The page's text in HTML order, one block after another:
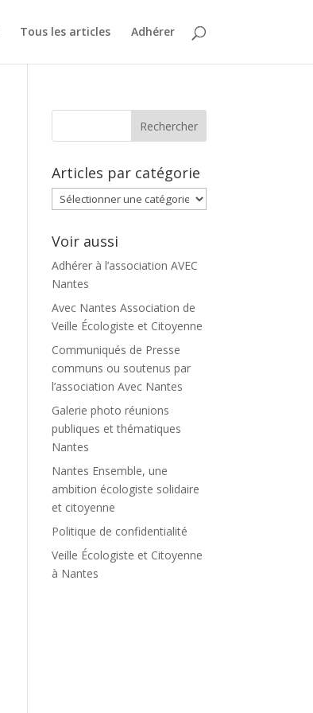
Tous les articles Adhérer
Articles par catégorie
Articles
par
catégorie
Voir aussi
Adhérer à l’association AVEC
Nantes
Avec Nantes Association de
Veille Écologiste et Citoyenne
Communiqués de Presse
communs ou soutenus par
l’association Avec Nantes
Galerie photo réunions
publiques et thématiques
Nantes
Nantes Ensemble, une
ambition écologiste solidaire
et citoyenne
Politique de confidentialité
Veille Écologiste et Citoyenne
à Nantes